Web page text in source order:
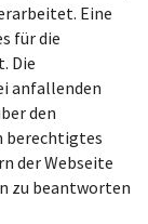
Eine
für die
Die
anfallenden
den
berechtigtes
der Webseite
zu beantworten